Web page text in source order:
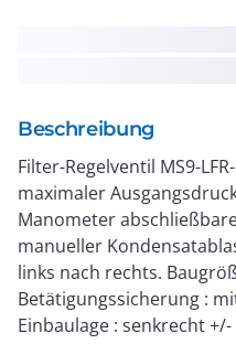
Beschreibung
Filter-Regelventil MS9-
maximaler
Manometer
manueller
links nach rechts.
Betätigungssicherung :
Einbaulage : senkrecht